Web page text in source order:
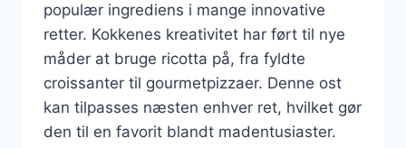
populær ingrediens i mange innovative
retter. Kokkenes kreativitet har ført til nye
måder at bruge ricotta på, fra fyldte
croissanter til gourmetpizzaer. Denne ost
kan tilpasses næsten enhver ret, hvilket gør
den til en favorit blandt madentusiaster.